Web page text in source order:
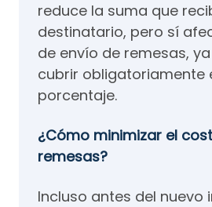
reduce la suma que
destinatario, pero sí
de envío de remesas,
cubrir obligatoriamente
porcentaje.
¿Cómo minimizar el
remesas?
Incluso antes del nuevo